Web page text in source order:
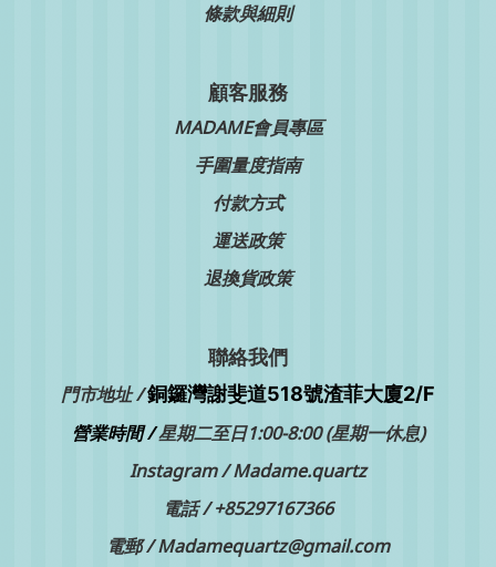
條款與細則
顧客服務
MADAME會員專區
手圍量度指南
付款方式
運送政策
退換貨政策
聯絡我們
門市地址 /銅鑼灣謝斐道518號渣菲大廈2/F
營業時間 /星期二至日1:00-8:00 (星期一休息)
Instagram /Madame.quartz
電話 /+85297167366
電郵 / Madamequartz@gmail.com